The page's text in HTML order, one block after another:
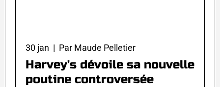
30 jan | Par Maude Pelletier
Harvey's dévoile sa nouvelle
poutine controversée